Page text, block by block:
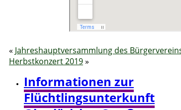
« Jahreshauptversammlung des
Herbstkonzert 2019»
Informationen zur
Flüchtlingsunterkunft